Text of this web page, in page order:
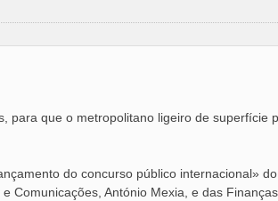
para que o metropolitano ligeiro de superfície
do concurso público internacional»
Comunicações, António Mexia, e das